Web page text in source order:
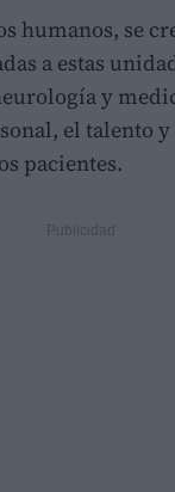
humanos, se
a estas
y
el talento
pacientes.